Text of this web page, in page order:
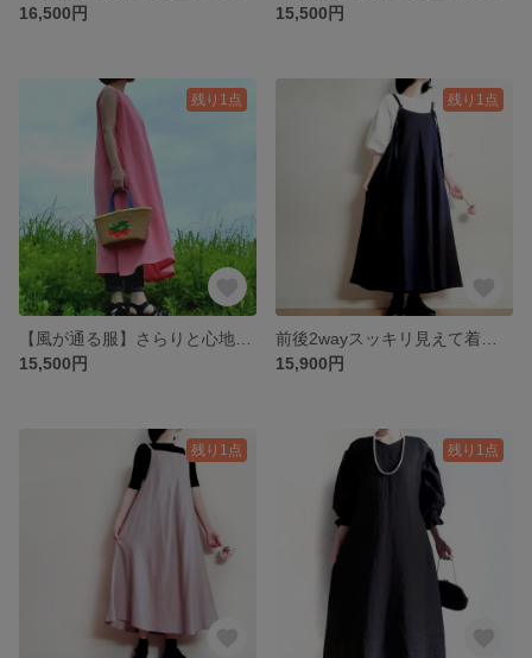
16,500円
15,500円
残り1点
15,500円
残り1点
15,900円
残り1点 残り1点